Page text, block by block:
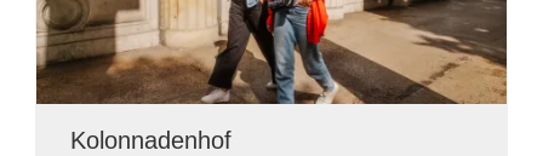
Kolonnadenhof